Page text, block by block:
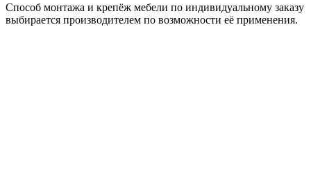
Способ монтажа и крепёж мебели по индивидуальному заказу
выбирается производителем по возможности её применения.